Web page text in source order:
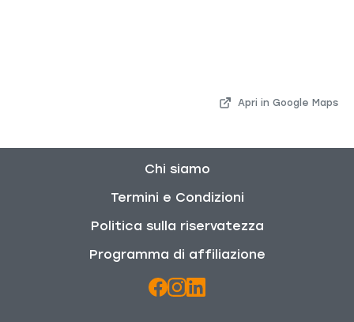
Apri in Google Maps
Chi siamo
Termini e Condizioni
Politica sulla riservatezza
Programma di affiliazione